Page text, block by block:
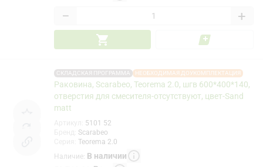
− +
СКЛАДСКАЯ ПРОГРАММА НЕОБХОДИМАЯ ДОУКОМПЛЕКТАЦИЯ
Раковина, Scarabeo, Teorema 2.0, шгв 600*400*140,
отверстия для смесителя-отсутствуют, цвет-Sand
matt
5101 52
Scarabeo
Teorema 2.0
Наличие: В наличии